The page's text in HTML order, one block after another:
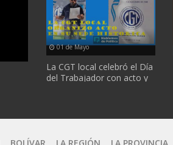
01 de Mayo
La CGT local celebró el Día
del Trabajador con acto y